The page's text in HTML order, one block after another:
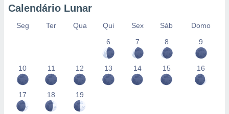
Calendário Lunar
Seg Ter Qua Qui Sex Sáb
Domo
6
7 8 9
10 11 12 13 14 15 16
17 18 19